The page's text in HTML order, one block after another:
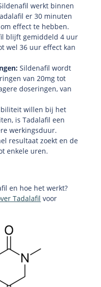
werkt binnen
er 30 minuten
effect te hebben.
blijft gemiddeld 4 uur
wel 36 uur effect kan
Sildenafil wordt
van 20mg tot
doseringen, van
willen bij het
is Tadalafil een
werkingsduur.
resultaat zoekt en de
enkele uren.
en hoe het werkt?
Tadalafil voor